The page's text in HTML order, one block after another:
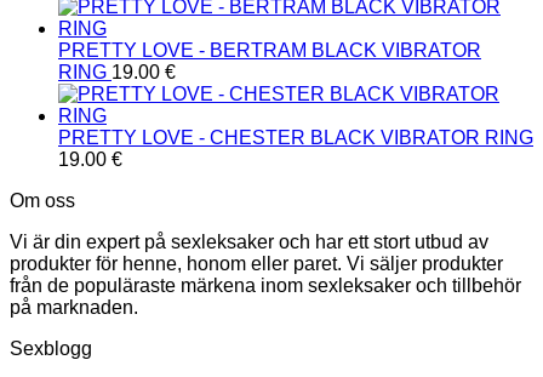
PRETTY LOVE - BERTRAM BLACK VIBRATOR
RING 19.00 €
PRETTY LOVE - CHESTER BLACK VIBRATOR RING
19.00 €
Om oss
Vi är din expert på sexleksaker och har ett stort utbud av
produkter för henne, honom eller paret. Vi säljer produkter
från de populäraste märkena inom sexleksaker och tillbehör
på marknaden.
Sexblogg